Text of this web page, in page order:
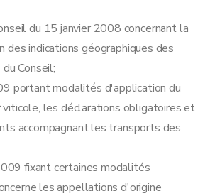
du 15 janvier 2008 concernant la
indications géographiques des
Conseil;
portant modalités d'application du
les déclarations obligatoires et
accompagnant les transports des
fixant certaines modalités
les appellations d'origine